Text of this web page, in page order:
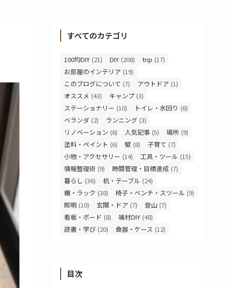
すべてのカテゴリ
100均DIY (21) DIY (208) trip (17)
お部屋のインテリア (19)
このブログについて (7) アウトドア (1)
オススメ (43) キャンプ (3)
ステーショナリー (10) トイレ・水回り (6)
ベランダ (2) ランニング (3)
リノベーション (6) 人気記事 (5) 場所 (9)
塗料・ペイント (6) 壁 (8) 子育て (7)
小物・アクセサリー (14) 工具・ツール (15)
情報整理術 (9) 時間管理・目標達成 (7)
暮らし (36) 机・テーブル (24)
棚・ラック (38) 椅子・ベンチ・スツール (9)
照明 (10) 玄関・ドア (7) 登山 (7)
看板・ボード (8) 端材DIY (48)
読書・学び (20) 食器・ケース (12)
目次